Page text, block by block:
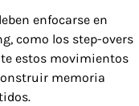
enfocarse en
como los step-overs
estos movimientos
memoria